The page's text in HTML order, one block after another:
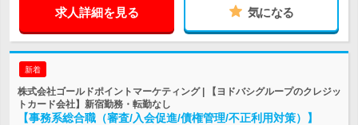
求人詳細を見る 気になる
新着
株式会社ゴールドポイントマーケティング | 【ヨドバシグループのクレジッ
トカード会社】新宿勤務・転勤なし
【事務系総合職（審査/入会促進/債権管理/不正利用対策）】